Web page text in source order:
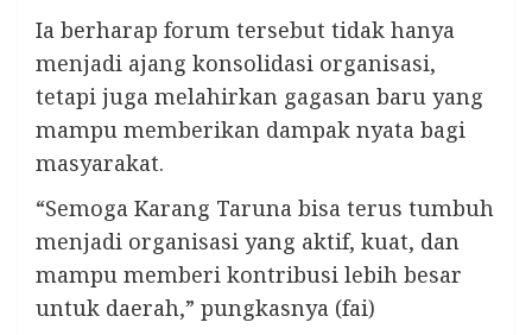
Ia berharap forum tersebut tidak hanya
menjadi ajang konsolidasi organisasi,
tetapi juga melahirkan gagasan baru yang
mampu memberikan dampak nyata bagi
masyarakat.
“Semoga Karang Taruna bisa terus tumbuh
menjadi organisasi yang aktif, kuat, dan
mampu memberi kontribusi lebih besar
untuk daerah,” pungkasnya (fai)